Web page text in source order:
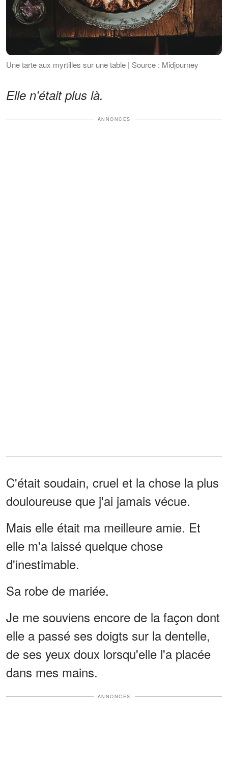
Une tarte aux myrtilles sur une table | Source : Midjourney
Elle n'était plus là.
ANNONCES
C'était soudain, cruel et la chose la plus
douloureuse que j'ai jamais vécue.
Mais elle était ma meilleure amie. Et
elle m'a laissé quelque chose
d'inestimable.
Sa robe de mariée.
Je me souviens encore de la façon dont
elle a passé ses doigts sur la dentelle,
de ses yeux doux lorsqu'elle l'a placée
dans mes mains.
ANNONCES